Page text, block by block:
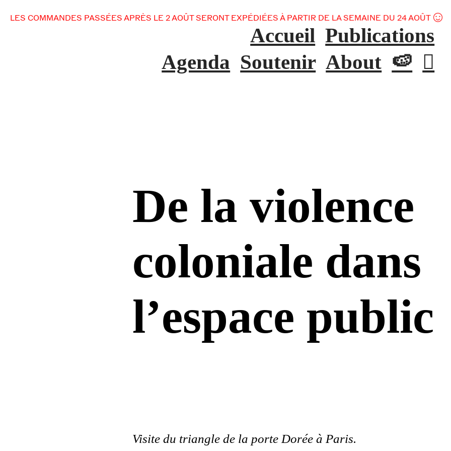
COMMANDES PASSÉES APRÈS LE 2 AOÛT SERONT EXPÉDIÉES À PARTIR DE LA SEMAINE DU 24 AOÛT ︎
Accueil Publications
Agenda Soutenir About 🍉 ︎
De la violence
coloniale dans
l’espace public
Visite du triangle de la porte Dorée à Paris.